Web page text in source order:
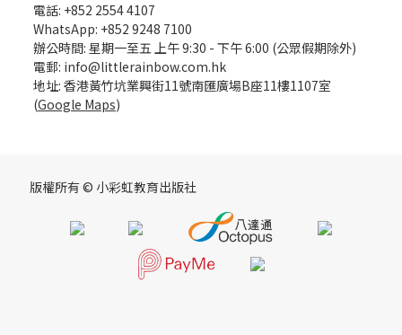
電話: +852 2554 4107
WhatsApp: +852 9248 7100
辦公時間: 星期一至五 上午 9:30 - 下午 6:00 (公眾假期除外)
電郵: info@littlerainbow.com.hk
地址: 香港黃竹坑業興街11號南匯廣場B座11樓1107室
(Google Maps)
版權所有 © 小彩虹教育出版社